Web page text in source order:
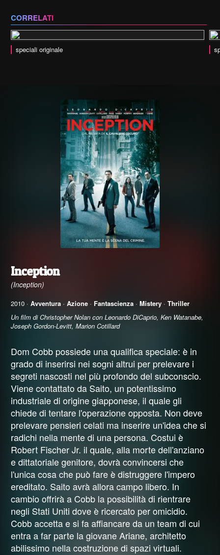
CORRELATI
speciali originale
Inception
(Inception)
2010 · Avventura ·Azione · Fantascienza ·Mistery ·Thriller
Un film di Christopher Nolan con Leonardo DiCaprio, Ken Watanabe,
Joseph Gordon-Levitt, Marion Cotillard
Dom Cobb possiede una qualifica speciale: è in
grado di inserirsi nei sogni altrui per prelevare i
segreti nascosti nel più profondo del subconscio.
Viene contattato da Saito, un potentissimo
industriale di origine giapponese, il quale gli
chiede di tentare l'operazione opposta. Non deve
prelevare pensieri celati ma inserire un'idea che si
radichi nella mente di una persona. Costui è
Robert Fischer Jr. il quale, alla morte dell'anziano
e dittatoriale genitore, dovrà convincersi che
l'unica cosa che può fare è distruggere l'impero
ereditato. Saito avrà allora campo libero. In
cambio offrirà a Cobb la possibilità di rientrare
negli Stati Uniti dove è ricercato per omicidio.
Cobb accetta e si fa affiancare da un team di cui
entra a far parte la giovane Ariane, architetto
abilissimo nella costruzione di spazi virtuali.